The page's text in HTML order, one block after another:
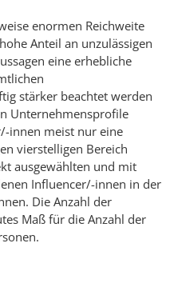
enormen Reichweite
Anteil an unzulässigen
eine erhebliche
stärker beachtet werden
Unternehmensprofile
innen meist nur eine
vierstelligen Bereich
ausgewählten und mit
Influencer/-innen in der
Die Anzahl der
Maß für die Anzahl der